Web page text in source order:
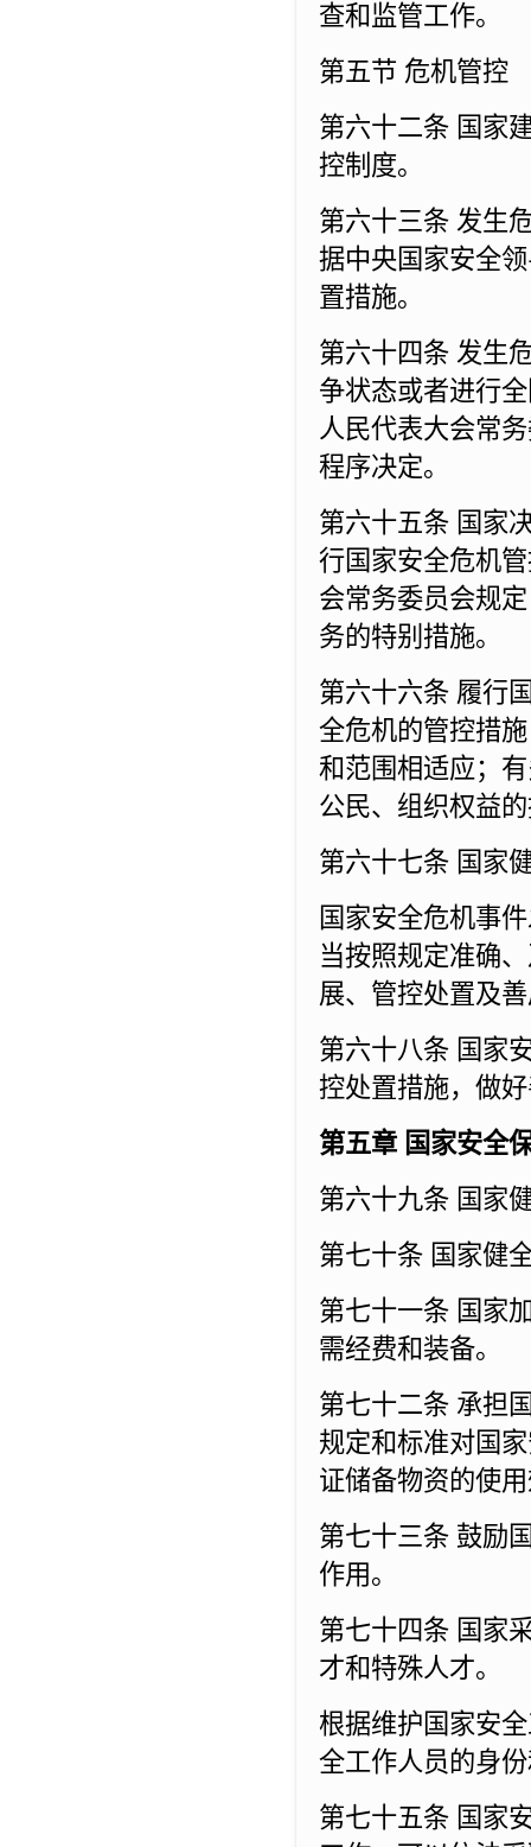
查和监管工作。
第五节 危机管控
第六十二条 国家
控制度。
第六十三条 发生
据中央国家安全
置措施。
第六十四条 发生
争状态或者进行
人民代表大会常
程序决定。
第六十五条 国家
行国家安全危机
会常务委员会规
务的特别措施。
第六十六条 履行
全危机的管控措
和范围相适应；
公民、组织权益
第六十七条 国家
国家安全危机事
当按照规定准确
展、管控处置及
第六十八条 国家
控处置措施，做
第五章 国家安全
第六十九条 国家
第七十条 国家健
第七十一条 国家
需经费和装备。
第七十二条 承担
规定和标准对国
证储备物资的使
第七十三条 鼓励
作用。
第七十四条 国家
才和特殊人才。
根据维护国家安
全工作人员的身
第七十五条 国家